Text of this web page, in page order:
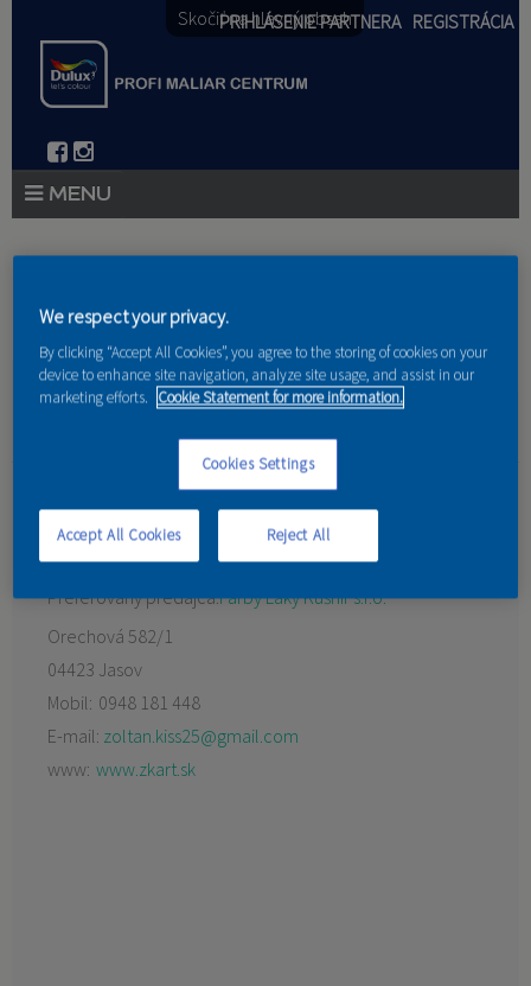
Skočiť na hlavný obsah
PRIHLÁSENIE PARTNERA REGISTRÁCIA
PORADENSTVO
AKCIE A NOVINKY
PARTNERI
KONTAKT
» Produkty » Partneri
Preferovaný predajca:Farby Laky Kušnír s.r.o.
Orechová 582/1
04423 Jasov
Mobil: 0948 181 448
E-mail: zoltan.kiss25@gmail.com
www: www.zkart.sk
We respect your privacy.
By clicking “Accept All Cookies”, you agree to the storing of cookies on your
device to enhance site navigation, analyze site usage, and assist in our
marketing efforts. Cookie Statement for more information.
Cookies Settings
Reject All
Accept All Cookies